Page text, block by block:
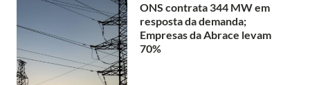
ONS contrata 344 MW em
resposta da demanda;
Empresas da Abrace levam
70%